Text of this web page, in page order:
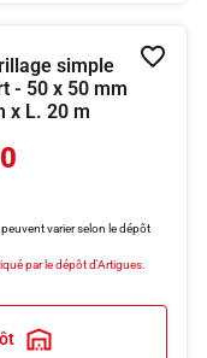
simple
- 50 x 50 mm
x L. 20 m
varier selon le dépôt
par le dépôt d'Artigues.